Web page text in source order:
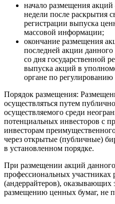
начало размещения акций
недели после раскрытия
регистрации выпуска
массовой информации;
окончание размещения
последней акции
со дня государственной
выпуска акций в
органе по
Порядок размещения:
осуществляться путем
осуществляемого среди
потенциальных инвесторов с
инвесторам
через открытые (публичные)
в установленном порядке.
При размещении акций
профессиональных
(андеррайтеров), оказывающих
размещению ценных бумаг, не